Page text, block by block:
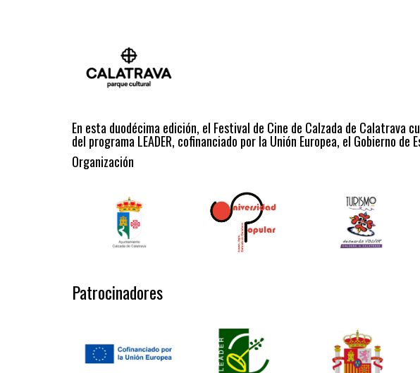
En esta duodécima edición, el Festival de Cine de Calzada de
del programa LEADER, cofinanciado por la Unión Europea, el Gobierno de
Organización
Patrocinadores